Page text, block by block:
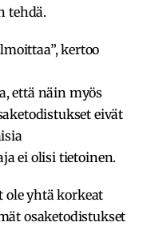
tehdä.
kertoo
että näin myös
eivät
ei olisi tietoinen.
ole yhtä korkeat
osaketodistukset